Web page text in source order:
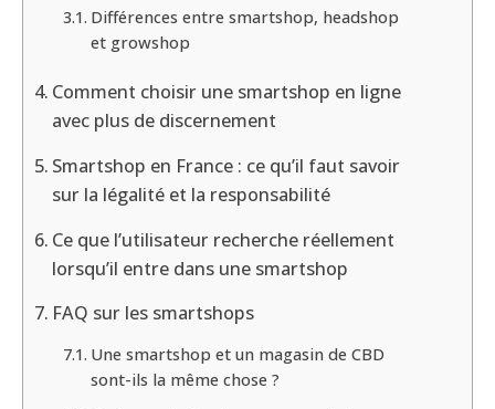
Différences entre smartshop, headshop
et growshop
Comment choisir une smartshop en ligne
avec plus de discernement
Smartshop en France : ce qu’il faut savoir
sur la légalité et la responsabilité
Ce que l’utilisateur recherche réellement
lorsqu’il entre dans une smartshop
FAQ sur les smartshops
Une smartshop et un magasin de CBD
sont-ils la même chose ?